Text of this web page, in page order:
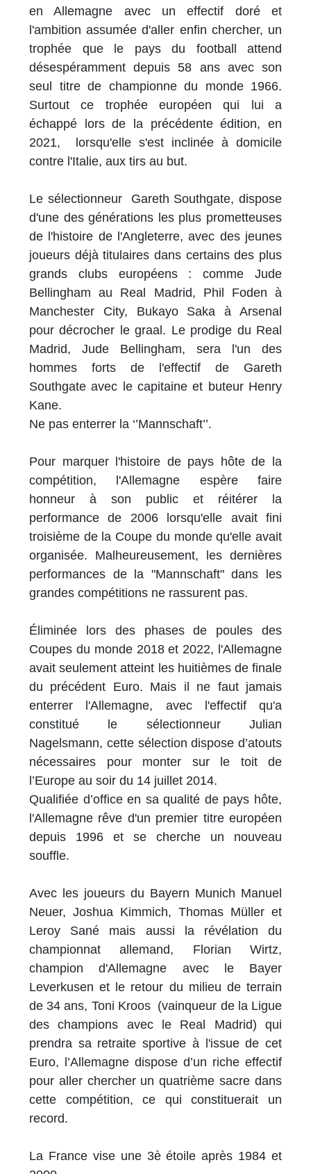
en Allemagne avec un effectif doré et
l'ambition assumée d'aller enfin chercher, un
trophée que le pays du football attend
désespéramment depuis 58 ans avec son
seul titre de championne du monde 1966.
Surtout ce trophée européen qui lui a
échappé lors de la précédente édition, en
2021, lorsqu'elle s'est inclinée à domicile
contre l'Italie, aux tirs au but.
Le sélectionneur Gareth Southgate, dispose
d'une des générations les plus prometteuses
de l'histoire de l'Angleterre, avec des jeunes
joueurs déjà titulaires dans certains des plus
grands clubs européens : comme Jude
Bellingham au Real Madrid, Phil Foden à
Manchester City, Bukayo Saka à Arsenal
pour décrocher le graal. Le prodige du Real
Madrid, Jude Bellingham, sera l'un des
hommes forts de l'effectif de Gareth
Southgate avec le capitaine et buteur Henry
Kane.
Ne pas enterrer la ‘’Mannschaft’’.
Pour marquer l'histoire de pays hôte de la
compétition, l'Allemagne espère faire
honneur à son public et réitérer la
performance de 2006 lorsqu'elle avait fini
troisième de la Coupe du monde qu'elle avait
organisée. Malheureusement, les dernières
performances de la "Mannschaft" dans les
grandes compétitions ne rassurent pas.
Éliminée lors des phases de poules des
Coupes du monde 2018 et 2022, l'Allemagne
avait seulement atteint les huitièmes de finale
du précédent Euro. Mais il ne faut jamais
enterrer l'Allemagne, avec l'effectif qu'a
constitué le sélectionneur Julian
Nagelsmann, cette sélection dispose d’atouts
nécessaires pour monter sur le toit de
l’Europe au soir du 14 juillet 2014.
Qualifiée d’office en sa qualité de pays hôte,
l'Allemagne rêve d'un premier titre européen
depuis 1996 et se cherche un nouveau
souffle.
Avec les joueurs du Bayern Munich Manuel
Neuer, Joshua Kimmich, Thomas Müller et
Leroy Sané mais aussi la révélation du
championnat allemand, Florian Wirtz,
champion d'Allemagne avec le Bayer
Leverkusen et le retour du milieu de terrain
de 34 ans, Toni Kroos (vainqueur de la Ligue
des champions avec le Real Madrid) qui
prendra sa retraite sportive à l'issue de cet
Euro, l’Allemagne dispose d’un riche effectif
pour aller chercher un quatrième sacre dans
cette compétition, ce qui constituerait un
record.
La France vise une 3è étoile après 1984 et